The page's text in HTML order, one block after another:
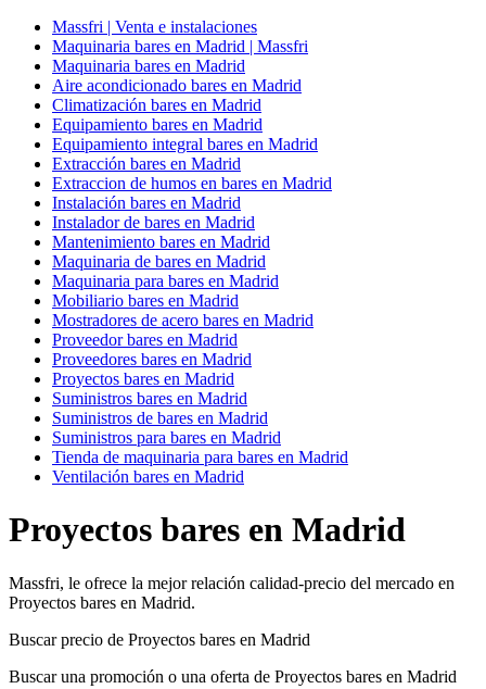
Massfri | Venta e instalaciones
Maquinaria bares en Madrid | Massfri
Maquinaria bares en Madrid
Aire acondicionado bares en Madrid
Climatización bares en Madrid
Equipamiento bares en Madrid
Equipamiento integral bares en Madrid
Extracción bares en Madrid
Extraccion de humos en bares en Madrid
Instalación bares en Madrid
Instalador de bares en Madrid
Mantenimiento bares en Madrid
Maquinaria de bares en Madrid
Maquinaria para bares en Madrid
Mobiliario bares en Madrid
Mostradores de acero bares en Madrid
Proveedor bares en Madrid
Proveedores bares en Madrid
Proyectos bares en Madrid
Suministros bares en Madrid
Suministros de bares en Madrid
Suministros para bares en Madrid
Tienda de maquinaria para bares en Madrid
Ventilación bares en Madrid
Proyectos bares en Madrid
Massfri, le ofrece la mejor relación calidad-precio del mercado en
Proyectos bares en Madrid.
Buscar precio de Proyectos bares en Madrid
Buscar una promoción o una oferta de Proyectos bares en Madrid